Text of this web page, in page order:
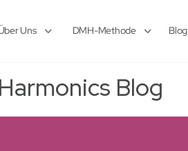
Uns DMH-Methode Blog
Blog